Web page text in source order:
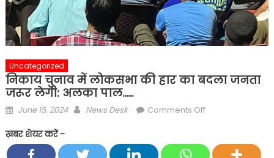
Uncategorized
निकाय चुनाव में लोकसभा की हार का बदला जनता
जरूर लेगी: अलका पाल……
Posted
June 15, 2024 Author
News Desk Comments Offon
में
ख़बर शेयर करें -